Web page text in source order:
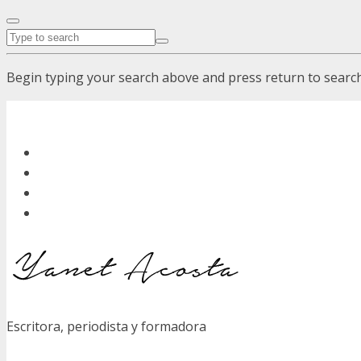
Begin typing your search above and press return to
Escritora, periodista y formadora